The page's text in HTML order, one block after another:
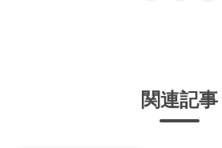
関連記事